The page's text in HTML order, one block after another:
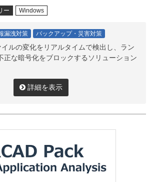
ー Windows
漏洩対策 バックアップ・災害対策
ルの変化をリアルタイムで検出し、ラン
正な暗号化をブロックするソリューション
詳細を表示